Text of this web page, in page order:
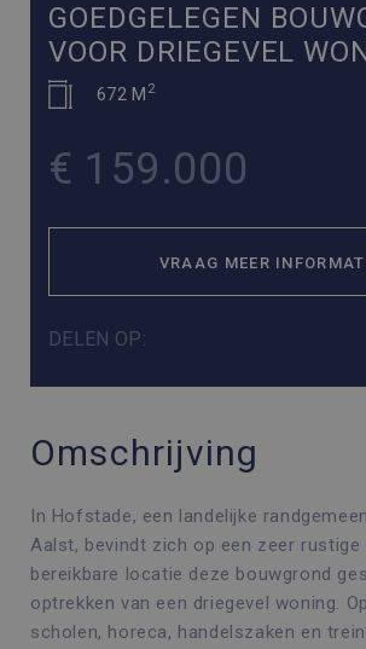
GOEDGELEGEN
VOOR DRIEGEVEL
672 M 2
€ 159.000
VRAAG MEER
DELEN OP:
Omschrijving
In Hofstade, een landelijke
Aalst, bevindt zich op een zeer
bereikbare locatie deze bouwgrond
optrekken van een driegevel woning.
scholen, horeca, handelszaken en